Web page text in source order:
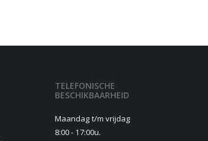
TELEFONISCHE
BESCHIKBAARHEID
Maandag t/m vrijdag
8:00 - 17:00u.